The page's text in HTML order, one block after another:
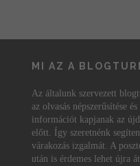
MI AZ A
Az általunk szervezett
az olvasás népszerűsítése
információt kapjanak az
előtt. Így szeretnénk
várakozás izgalmát. A
után is érdemes lehet újra